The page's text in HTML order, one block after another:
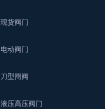
现货阀门
电动阀门
刀型闸阀
液压高压阀门